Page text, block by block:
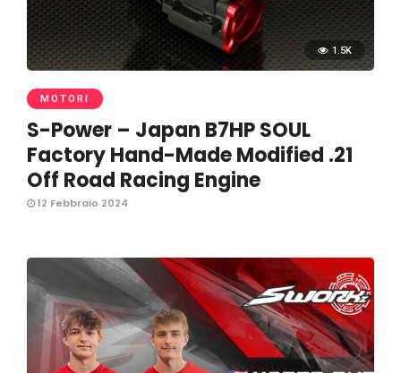
1.5K
MOTORI
S-Power – Japan B7HP SOUL
Factory Hand-Made Modified .21
Off Road Racing Engine
12 Febbraio 2024